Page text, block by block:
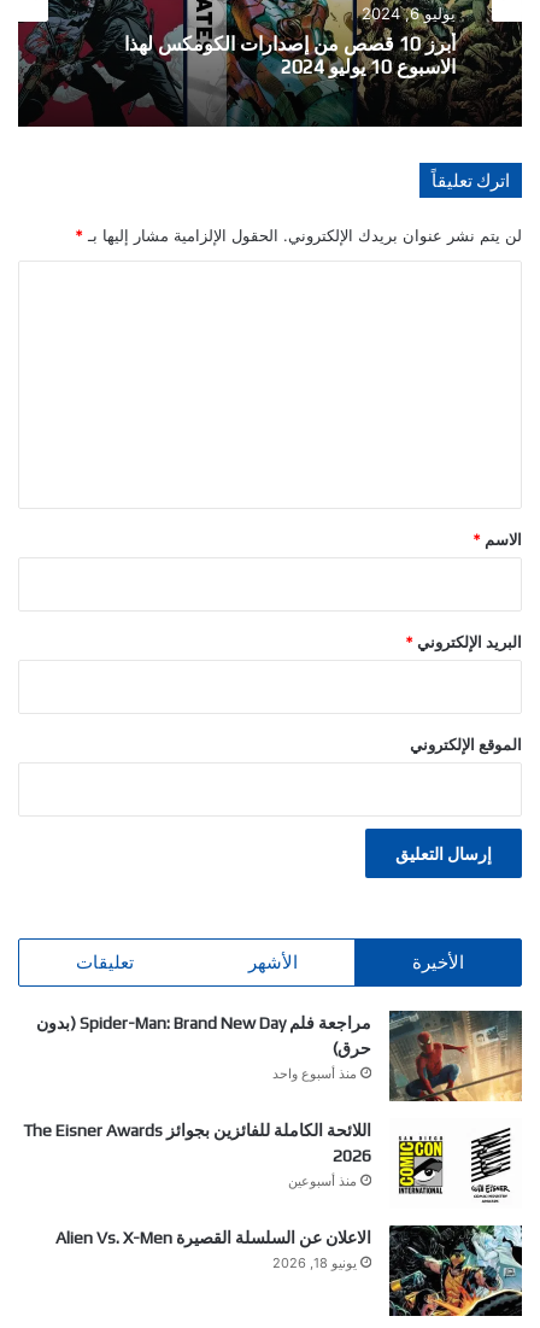
يوليو 6, 2024
أبرز 10 قصص من إصدارات الكومكس لهذا
الاسبوع 10 يوليو 2024
اترك تعليقاً
لن يتم نشر عنوان بريدك الإلكتروني. الحقول الإلزامية مشار إليها بـ *
*
الاسم *
البريد الإلكتروني *
الموقع الإلكتروني
الأخيرة الأشهر تعليقات
مراجعة فلم Spider-Man: Brand New Day (بدون
حرق)
منذ أسبوع واحد
اللائحة الكاملة للفائزين بجوائز The Eisner Awards
2026
منذ أسبوعين
الاعلان عن السلسلة القصيرة Alien Vs. X-Men
يونيو 18, 2026